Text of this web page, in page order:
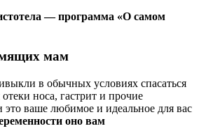
— программа «О самом
мам
в обычных условиях спасаться
носа, гастрит и прочие
это ваше любимое и идеальное для вас
оно вам